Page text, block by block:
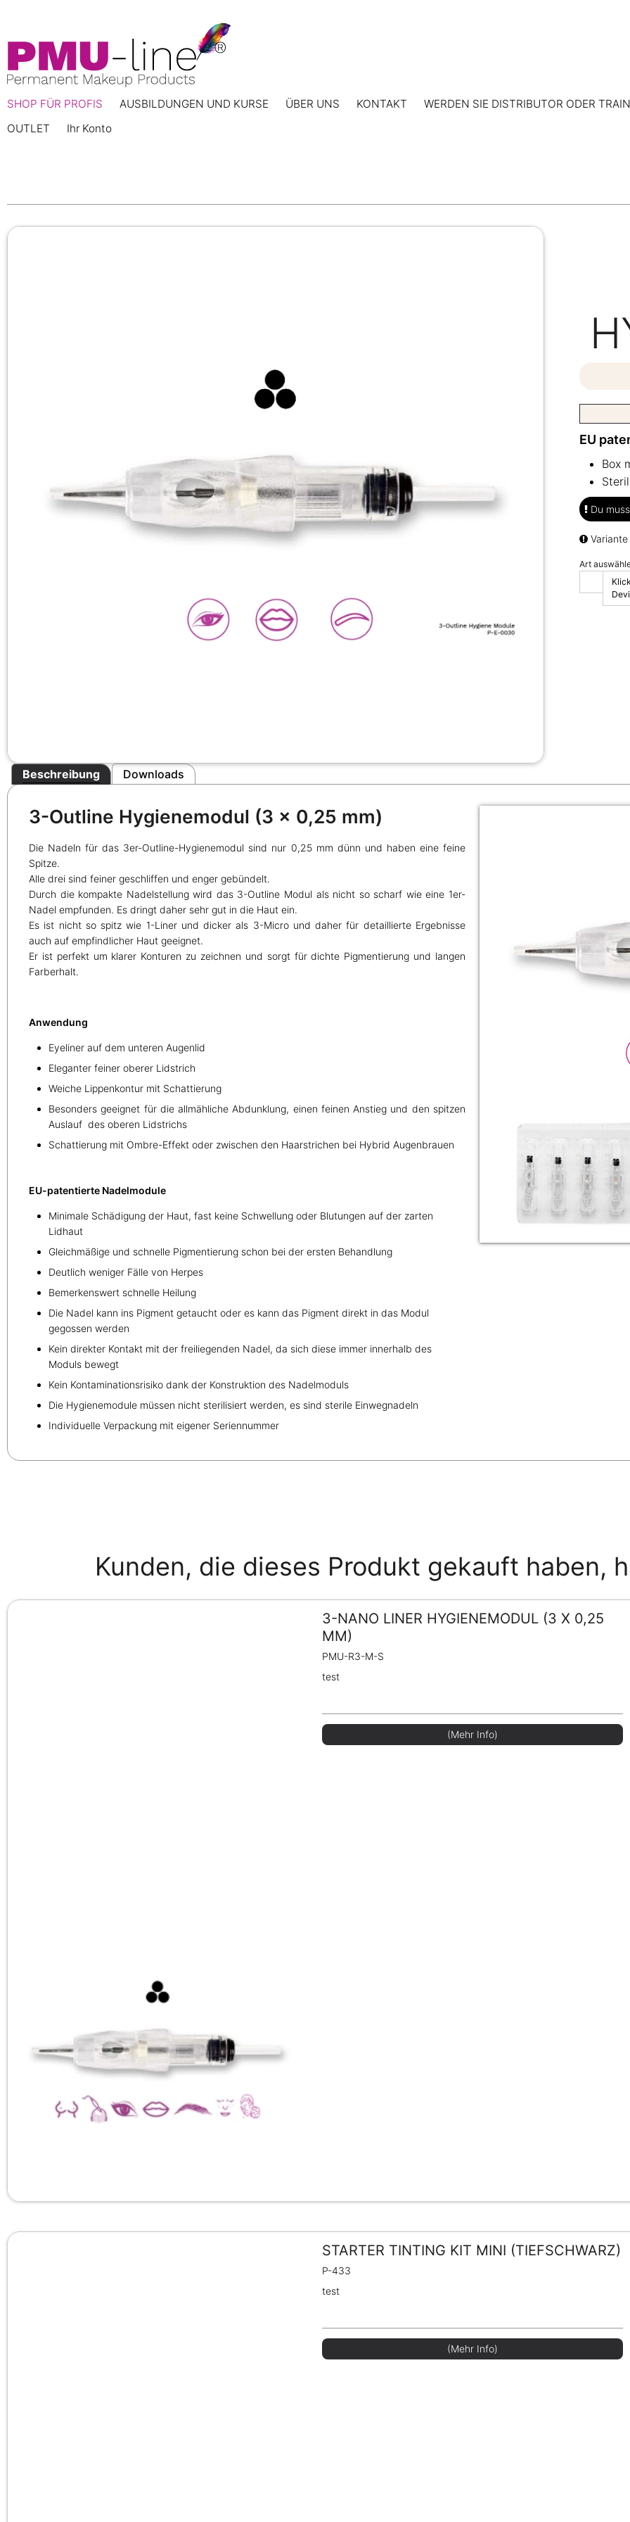
SHOP FÜR PROFIS AUSBILDUNGEN UND KURSE ÜBER UNS KONTAKT WERDEN SIE DISTRIBUTOR ODER
OUTLET
Ihr Konto
EU
Box
Du
Variante
Art
Beschreibung Downloads
3-Outline Hygienemodul (3 x 0,25 mm)
Die Nadeln für das 3er-Outline-Hygienemodul sind nur 0,25 mm dünn und haben eine feine
Spitze.
Alle drei sind feiner geschliffen und enger gebündelt.
Durch die kompakte Nadelstellung wird das 3-Outline Modul als nicht so scharf wie eine 1er-
Nadel empfunden. Es dringt daher sehr gut in die Haut ein.
Es ist nicht so spitz wie 1-Liner und dicker als 3-Micro und daher für detaillierte Ergebnisse
auch auf empfindlicher Haut geeignet.
Er ist perfekt um klarer Konturen zu zeichnen und sorgt für dichte Pigmentierung und langen
Farberhalt.
Anwendung
Eyeliner auf dem unteren Augenlid
Eleganter feiner oberer Lidstrich
Weiche Lippenkontur mit Schattierung
Besonders geeignet für die allmähliche Abdunklung, einen feinen Anstieg und den spitzen
Auslauf des oberen Lidstrichs
Schattierung mit Ombre-Effekt oder zwischen den Haarstrichen bei Hybrid Augenbrauen
EU-patentierte Nadelmodule
Minimale Schädigung der Haut, fast keine Schwellung oder Blutungen auf der zarten
Lidhaut
Gleichmäßige und schnelle Pigmentierung schon bei der ersten Behandlung
Deutlich weniger Fälle von Herpes
Bemerkenswert schnelle Heilung
Die Nadel kann ins Pigment getaucht oder es kann das Pigment direkt in das Modul
gegossen werden
Kein direkter Kontakt mit der freiliegenden Nadel, da sich diese immer innerhalb des
Moduls bewegt
Kein Kontaminationsrisiko dank der Konstruktion des Nadelmoduls
Die Hygienemodule müssen nicht sterilisiert werden, es sind sterile Einwegnadeln
Individuelle Verpackung mit eigener Seriennummer
Kunden, die dieses Produkt gekauft haben,
3-NANO LINER HYGIENEMODUL (3 X 0,25
MM)
PMU-R3-M-S
test
(Mehr Info)
STARTER TINTING KIT MINI (TIEFSCHWARZ)
P-433
test
(Mehr Info)